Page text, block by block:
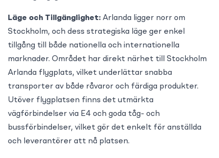
Läge och Tillgänglighet: Arlanda ligger norr om
Stockholm, och dess strategiska läge ger enkel
tillgång till både nationella och internationella
marknader. Området har direkt närhet till Stockholm
Arlanda flygplats, vilket underlättar snabba
transporter av både råvaror och färdiga produkter.
Utöver flygplatsen finns det utmärkta
vägförbindelser via E4 och goda tåg- och
bussförbindelser, vilket gör det enkelt för anställda
och leverantörer att nå platsen.